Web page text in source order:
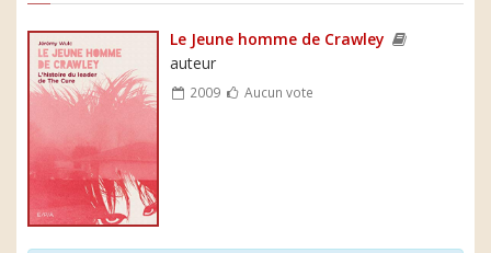
Le Jeune homme de Crawley
auteur
2009 Aucun vote